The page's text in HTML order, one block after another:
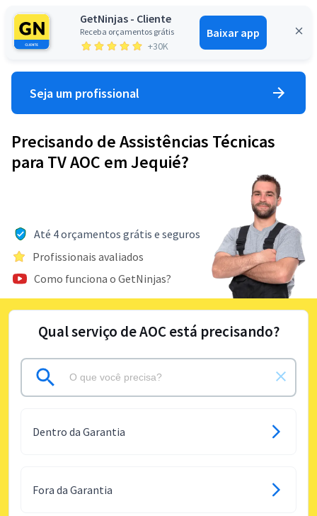
GetNinjas - Cliente
Receba orçamentos grátis
+30K
Baixar app
Entrar
Seja um profissional
Precisando de Assistências Técnicas
para TV AOC em Jequié?
Até 4 orçamentos grátis e seguros
Profissionais avaliados
Como funciona o GetNinjas?
Qual serviço de AOC está precisando?
Dentro da Garantia
Fora da Garantia